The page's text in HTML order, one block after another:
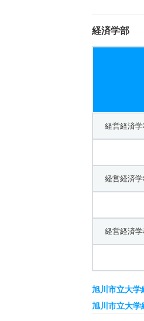
経済学部
経営経済
経営経済
経営経済
旭川市立大学
旭川市立大学